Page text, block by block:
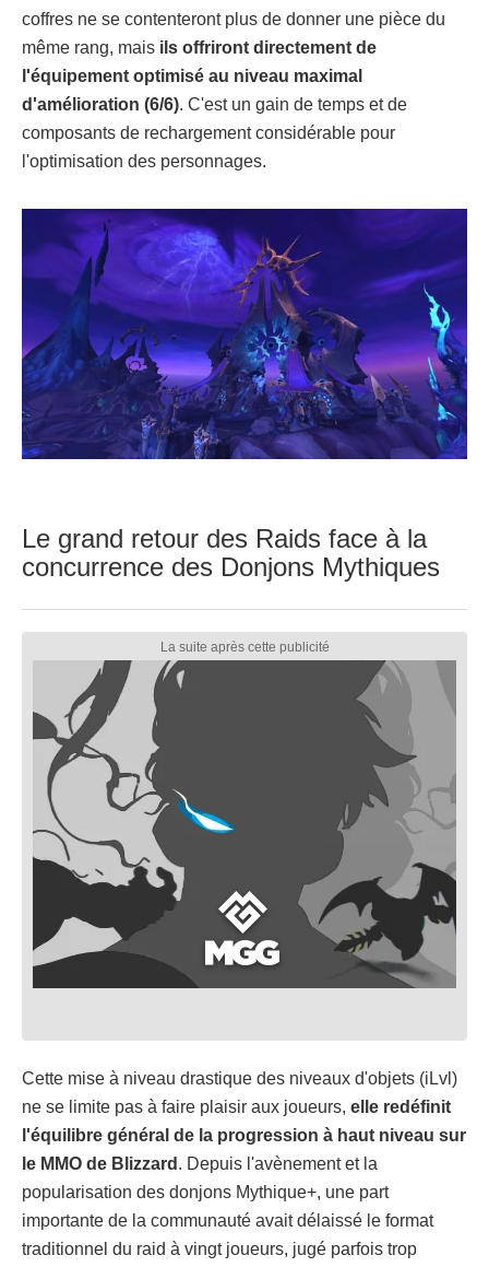
coffres ne se contenteront plus de donner une pièce du
même rang, mais ils offriront directement de
l'équipement optimisé au niveau maximal
d'amélioration (6/6). C'est un gain de temps et de
composants de rechargement considérable pour
l'optimisation des personnages.
Le grand retour des Raids face à la
concurrence des Donjons Mythiques
Cette mise à niveau drastique des niveaux d'objets (iLvl)
ne se limite pas à faire plaisir aux joueurs, elle redéfinit
l'équilibre général de la progression à haut niveau sur
le MMO de Blizzard . Depuis l'avènement et la
popularisation des donjons Mythique+, une part
importante de la communauté avait délaissé le format
traditionnel du raid à vingt joueurs, jugé parfois trop